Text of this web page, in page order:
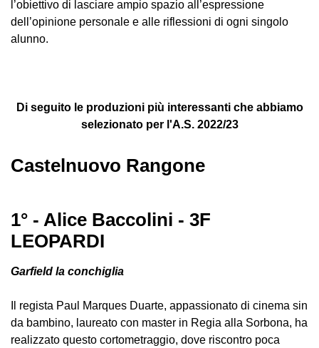
l’obiettivo di lasciare ampio spazio all’espressione
dell’opinione personale e alle riflessioni di ogni singolo
alunno.
Di seguito le produzioni più interessanti che abbiamo
selezionato per l'A.S. 2022/23
Castelnuovo Rangone
1° - Alice Baccolini - 3F
LEOPARDI
Garfield la conchiglia
Il regista Paul Marques Duarte, appassionato di cinema sin
da bambino, laureato con master in Regia alla Sorbona, ha
realizzato questo cortometraggio, dove riscontro poca